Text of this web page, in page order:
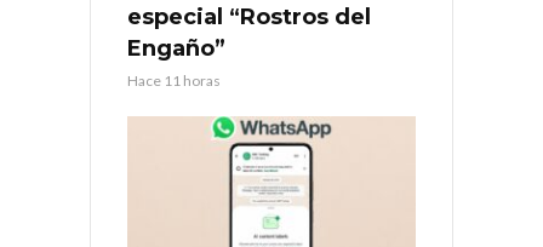
especial “Rostros del
Engaño”
Hace 11 horas